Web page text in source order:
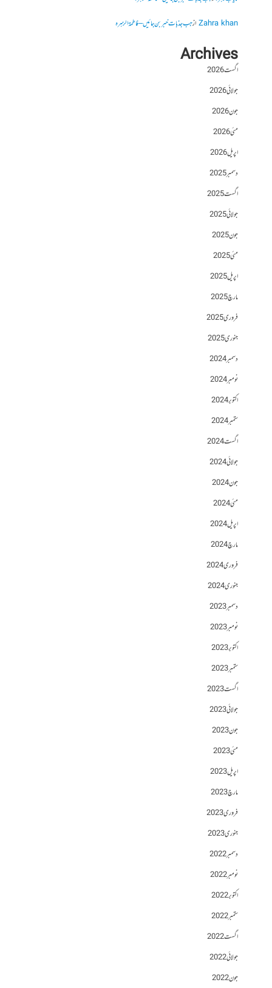
Zahra khanازجب جذبات خبر بن جائیں – فاطمۃالزہرہ
Archives
اگست 2026
جولائی 2026
جون 2026
مئی 2026
اپریل 2026
دسمبر 2025
اگست 2025
جولائی 2025
جون 2025
مئی 2025
اپریل 2025
مارچ 2025
فروری 2025
جنوری 2025
دسمبر 2024
نومبر 2024
اکتوبر 2024
ستمبر 2024
اگست 2024
جولائی 2024
جون 2024
مئی 2024
اپریل 2024
مارچ 2024
فروری 2024
جنوری 2024
دسمبر 2023
نومبر 2023
اکتوبر 2023
ستمبر 2023
اگست 2023
جولائی 2023
جون 2023
مئی 2023
اپریل 2023
مارچ 2023
فروری 2023
جنوری 2023
دسمبر 2022
نومبر 2022
اکتوبر 2022
ستمبر 2022
اگست 2022
جولائی 2022
جون 2022